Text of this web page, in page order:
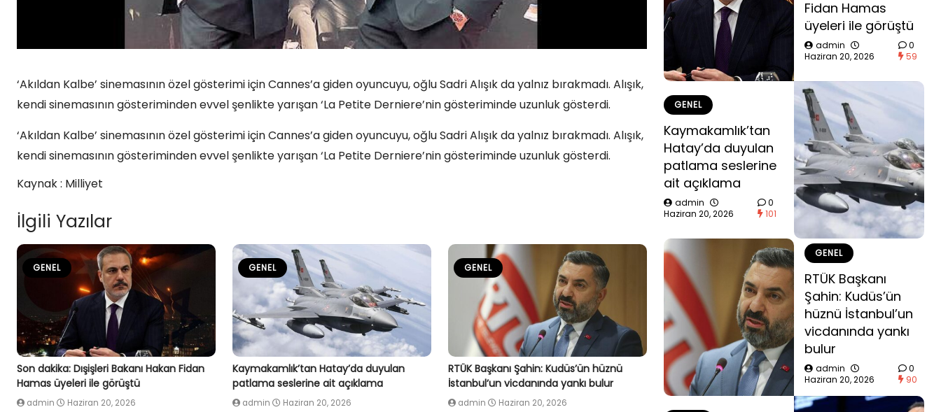
‘Akıldan Kalbe’ sinemasının özel gösterimi için Cannes’a giden oyuncuyu, oğlu Sadri Alışık da yalnız bırakmadı. Alışık,
kendi sinemasının gösteriminden evvel şenlikte yarışan ‘La Petite Derniere’nin gösteriminde uzunluk gösterdi.
‘Akıldan Kalbe’ sinemasının özel gösterimi için Cannes’a giden oyuncuyu, oğlu Sadri Alışık da yalnız bırakmadı. Alışık,
kendi sinemasının gösteriminden evvel şenlikte yarışan ‘La Petite Derniere’nin gösteriminde uzunluk gösterdi.
Kaynak : Milliyet
İlgili Yazılar
GENEL
Son dakika: Dışişleri Bakanı Hakan Fidan
Hamas üyeleri ile görüştü
admin Haziran 20, 2026
GENEL
Kaymakamlık’tan Hatay’da duyulan
patlama seslerine ait açıklama
admin Haziran 20, 2026
GENEL
RTÜK Başkanı Şahin: Kudüs’ün hüznü
İstanbul’un vicdanında yankı bulur
admin Haziran 20, 2026
Fidan Hamas
üyeleri ile görüştü
admin
Haziran 20, 2026
0
59
GENEL
Kaymakamlık’tan
Hatay’da duyulan
patlama seslerine
ait açıklama
admin
Haziran 20, 2026
0
101
GENEL
RTÜK Başkanı
Şahin: Kudüs’ün
hüznü İstanbul’un
vicdanında yankı
bulur
admin
Haziran 20, 2026
0
90